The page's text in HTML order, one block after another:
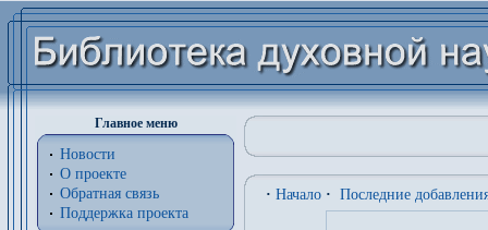
Главное меню
Новости
О проекте
Обратная связь
Поддержка проекта
· Начало · Последние